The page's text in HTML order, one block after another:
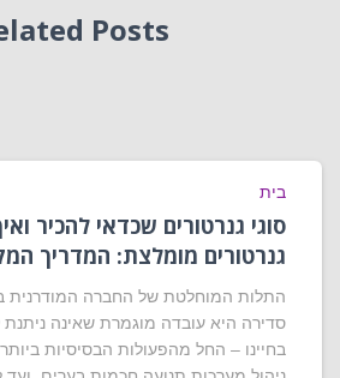
Posts
בית
סוגי גנרטורים שכדאי להכיר
גנרטורים מומלצת: המדריך
התלות המוחלטת של החברה
סדירה היא עובדה מוגמרת שאינה ניתנת
בחיינו – החל מהפעולות הבסיסיות